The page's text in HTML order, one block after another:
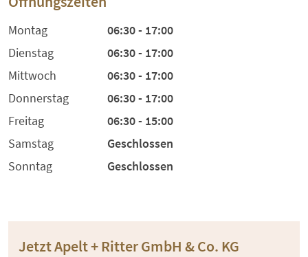
Montag
06:30 - 17:00
Dienstag
06:30 - 17:00
Mittwoch
06:30 - 17:00
Donnerstag
06:30 - 17:00
Freitag
06:30 - 15:00
Samstag
Geschlossen
Sonntag
Geschlossen
Jetzt Apelt + Ritter GmbH & Co. KG